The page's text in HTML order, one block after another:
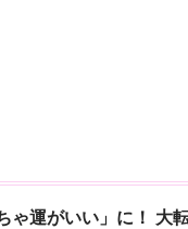
ゃ運がいい」に！ 大